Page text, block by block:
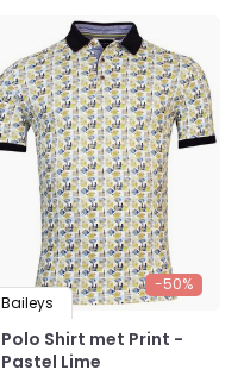
-50%
Baileys
Polo Shirt met Print -
Pastel Lime